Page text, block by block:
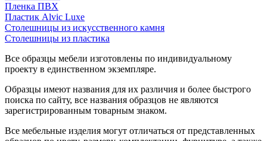
Пленка ПВХ
Пластик Alvic Luxe
Столешницы из искусственного камня
Столешницы из пластика
Все образцы мебели изготовлены по индивидуальному
проекту в единственном экземпляре.
Образцы имеют названия для их различия и более быстрого
поиска по сайту, все названия образцов не являются
зарегистрированным товарным знаком.
Все мебельные изделия могут отличаться от представленных